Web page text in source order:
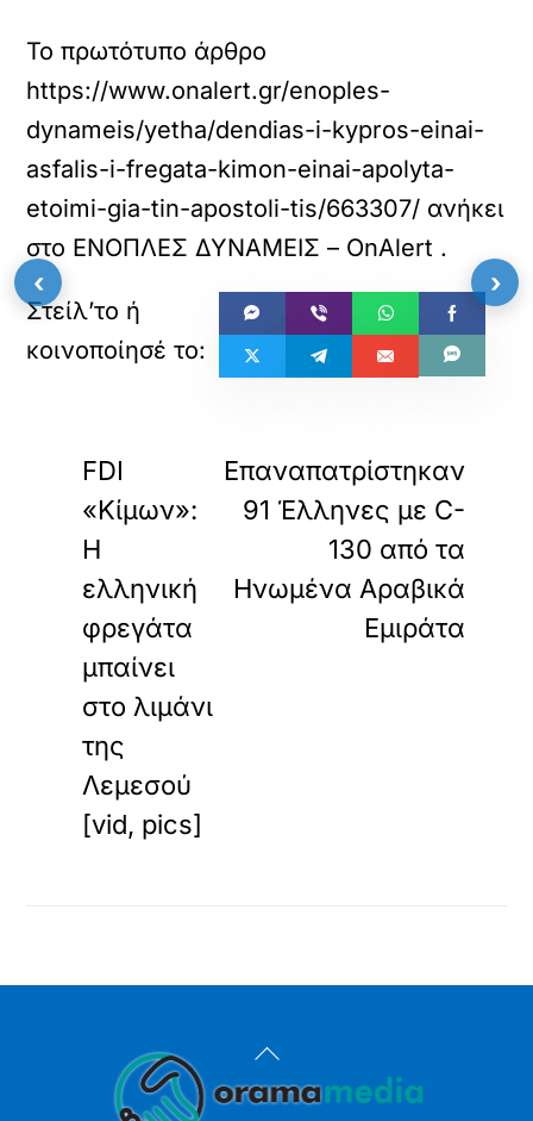
Το πρωτότυπο άρθρο
https://www.onalert.gr/enoples-
dynameis/yetha/dendias-i-kypros-einai-
asfalis-i-fregata-kimon-einai-apolyta-
etoimi-gia-tin-apostoli-tis/663307/ ανήκει
στο ΕΝΟΠΛΕΣ ΔΥΝΑΜΕΙΣ – OnAlert .
FDI
«Κίμων»:
Η
ελληνική
φρεγάτα
μπαίνει
στο λιμάνι
της
Λεμεσού
[vid, pics]
Επαναπατρίστηκαν
91 Έλληνες με C-
130 από τα
Ηνωμένα Αραβικά
Εμιράτα
Back
To
‹ ›